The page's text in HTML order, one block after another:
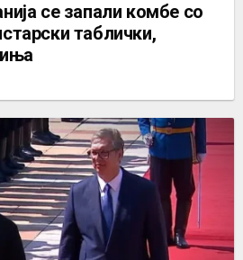
се запали комбе со
таблички,